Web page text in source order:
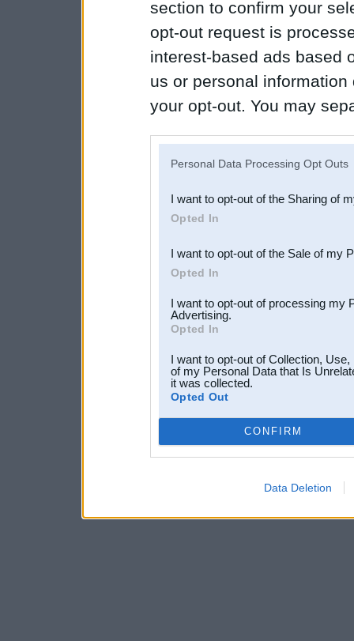
section to confirm your
opt-out request is
interest-based ads based
us or personal
your opt-out. You may
Downstream Participants
third parties.
Personal Data Processing Opt Outs
I want to opt-out of the Sharing of
Opted In
I want to opt-out of the Sale of my
Opted In
I want to opt-out of processing my
Advertising.
Opted In
I want to opt-out of Collection,
of my Personal Data that Is
it was collected.
Opted Out
CONFIRM
Data Deletion